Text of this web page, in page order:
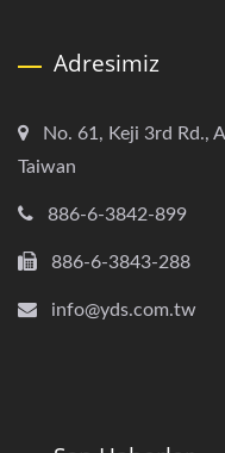
Adresimiz
No. 61, Keji 3rd Rd.,
Taiwan
886-6-3842-899
886-6-3843-288
info@yds.com.tw